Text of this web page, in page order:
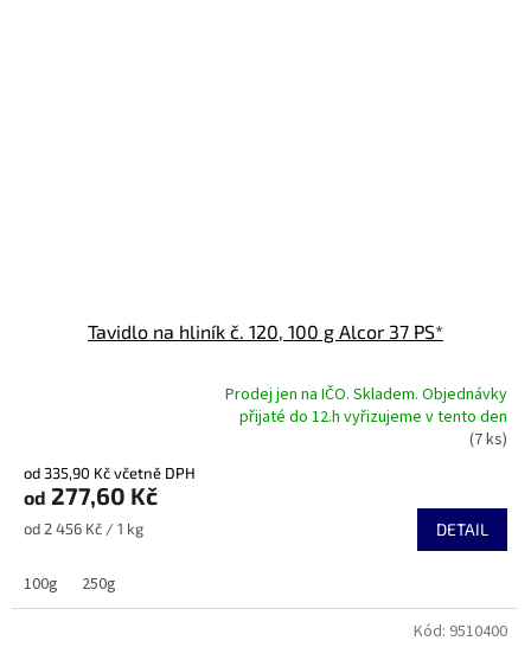
Tavidlo na hliník č. 120, 100 g Alcor 37 PS*
produktu
je
5,0
z
hvězdiček.
Prodej jen na IČO. Skladem. Objednávky
přijaté do 12.h vyřizujeme v tento den
(7 ks)
od 335,90 Kč včetně DPH
od 277,60 Kč
Měrná
od 2 456 Kč / 1 kg DETAIL
100g 250g
Kód: 9510400